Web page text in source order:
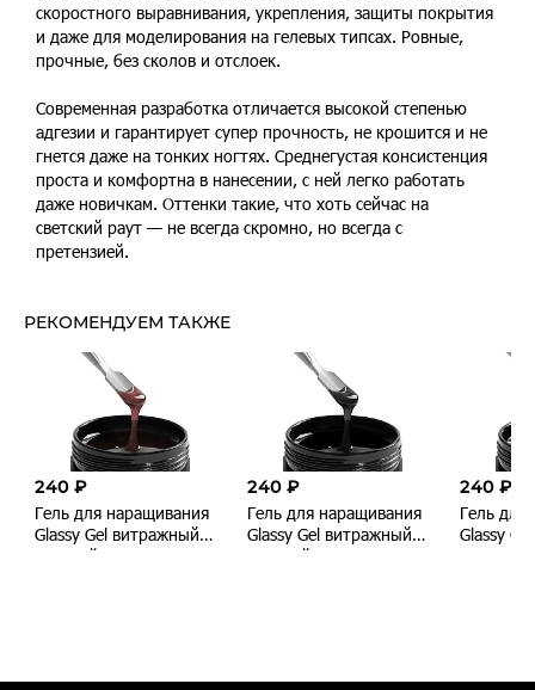
скоростного выравнивания, укрепления, защиты покрытия
и даже для моделирования на гелевых типсах. Ровные,
прочные, без сколов и отслоек.
Современная разработка отличается высокой степенью
адгезии и гарантирует супер прочность, не крошится и не
гнется даже на тонких ногтях. Среднегустая консистенция
проста и комфортна в нанесении, с ней легко работать
даже новичкам. Оттенки такие, что хоть сейчас на
светский раут — не всегда скромно, но всегда с
претензией.
РЕКОМЕНДУЕМ ТАКЖЕ
240 ₽
Гель для наращивания
Glassy Gel витражный
цветной №1 - пыльная
240 ₽
Гель для наращивания
Glassy Gel витражный
цветной №3 -
240 ₽
Гель для
Glassy